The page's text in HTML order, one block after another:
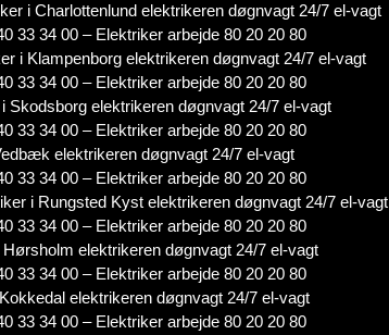
i Charlottenlund elektrikeren døgnvagt 24/7 el-vagt
33 34 00 – Elektriker arbejde 80 20 20 80
i Klampenborg elektrikeren døgnvagt 24/7 el-vagt
33 34 00 – Elektriker arbejde 80 20 20 80
Skodsborg elektrikeren døgnvagt 24/7 el-vagt
33 34 00 – Elektriker arbejde 80 20 20 80
elektrikeren døgnvagt 24/7 el-vagt
33 34 00 – Elektriker arbejde 80 20 20 80
i Rungsted Kyst elektrikeren døgnvagt 24/7 el-vagt
33 34 00 – Elektriker arbejde 80 20 20 80
elektrikeren døgnvagt 24/7 el-vagt
33 34 00 – Elektriker arbejde 80 20 20 80
elektrikeren døgnvagt 24/7 el-vagt
33 34 00 – Elektriker arbejde 80 20 20 80